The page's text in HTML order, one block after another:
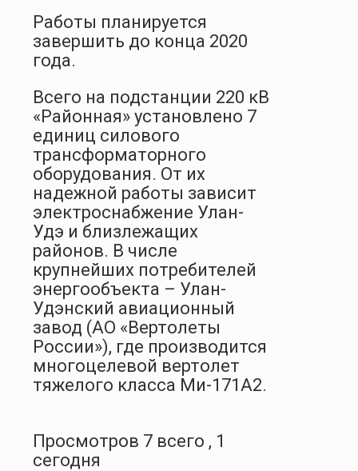
Работы планируется
завершить до конца 2020
года.
Всего на подстанции 220 кВ
«Районная» установлено 7
единиц силового
трансформаторного
оборудования. От их
надежной работы зависит
электроснабжение Улан-
Удэ и близлежащих
районов. В числе
крупнейших потребителей
энергообъекта – Улан-
Удэнский авиационный
завод (АО «Вертолеты
России»), где производится
многоцелевой вертолет
тяжелого класса Ми-171А2.
Просмотров 7 всего , 1
сегодня